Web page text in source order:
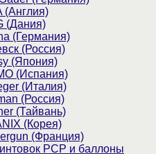
(Англия)
(Дания)
(Германия)
(Россия)
(Япония)
(Испания)
(Италия)
(Россия)
(Тайвань)
(Корея)
(Франция)
PCP и баллоны